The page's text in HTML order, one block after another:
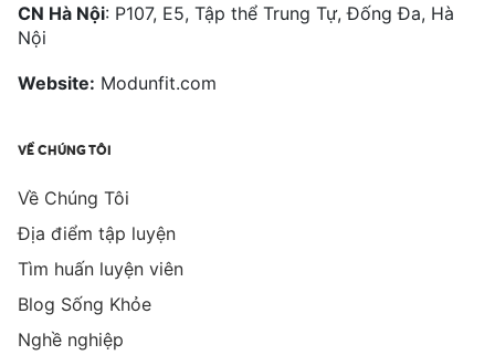
CN Hà Nội: P107, E5, Tập thể Trung Tự, Đống Đa, Hà
Nội
Website: Modunfit.com
VỀ CHÚNG TÔI
Về Chúng Tôi
Địa điểm tập luyện
Tìm huấn luyện viên
Blog Sống Khỏe
Nghề nghiệp